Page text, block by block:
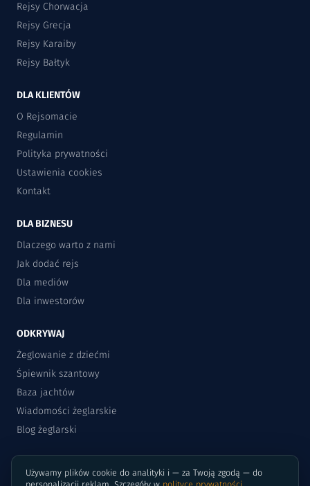
Używamy plików cookie do analityki i — za Twoją zgodą — do
Rejsy Chorwacja
Rejsy Grecja
Rejsy Karaiby
Rejsy Bałtyk
DLA KLIENTÓW
O Rejsomacie
Regulamin
Polityka prywatności
Ustawienia cookies
Kontakt
DLA BIZNESU
Dlaczego warto z nami
Jak dodać rejs
Dla mediów
Dla inwestorów
ODKRYWAJ
Żeglowanie z dziećmi
Śpiewnik szantowy
Baza jachtów
Wiadomości żeglarskie
Blog żeglarski